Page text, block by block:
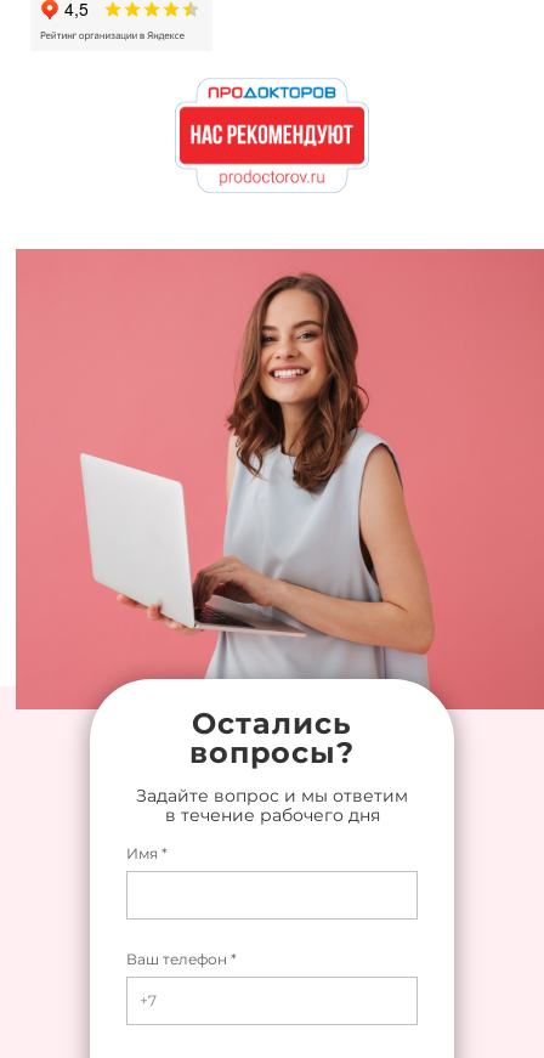
Остались
вопросы?
Задайте вопрос и мы ответим
в течение рабочего дня
Имя *
Ваш телефон *